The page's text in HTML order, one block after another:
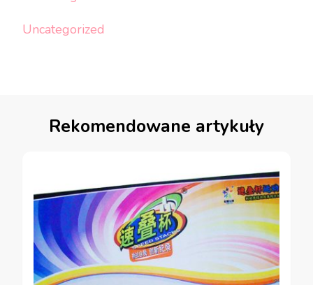
Uncategorized
Rekomendowane artykuły